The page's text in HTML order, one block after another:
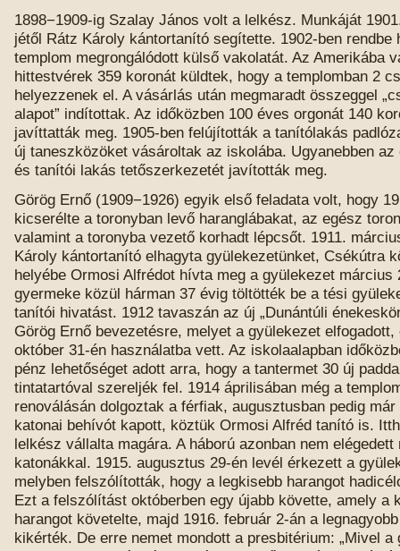
1898−1909-ig Szalay János volt a lelkész. Munkáját
jétől Rátz Károly kántortanító segítette. 1902-ben rendbe
templom megrongálódott külső vakolatát. Az Amerikába
hittestvérek 359 koronát küldtek, hogy a templomban 2
helyezzenek el. A vásárlás után megmaradt összeggel
alapot” indítottak. Az időközben 100 éves orgonát 140
javíttatták meg. 1905-ben felújították a tanítólakás
új taneszközöket vásároltak az iskolába. Ugyanebben
és tanítói lakás tetőszerkezetét javították meg.
Görög Ernő (1909−1926) egyik első feladata volt, hogy
kicserélte a toronyban levő haranglábakat, az egész
valamint a toronyba vezető korhadt lépcsőt. 1911.
Károly kántortanító elhagyta gyülekezetünket, Csékútra
helyébe Ormosi Alfrédot hívta meg a gyülekezet március
gyermeke közül hárman 37 évig töltötték be a tési
tanítói hivatást. 1912 tavaszán az új „Dunántúli
Görög Ernő bevezetésre, melyet a gyülekezet elfogadott,
október 31-én használatba vett. Az iskolaalapban
pénz lehetőséget adott arra, hogy a tantermet 30 új
tintatartóval szereljék fel. 1914 áprilisában még a
renoválásán dolgoztak a férfiak, augusztusban pedig már
katonai behívót kapott, köztük Ormosi Alfréd tanító is.
lelkész vállalta magára. A háború azonban nem
katonákkal. 1915. augusztus 29-én levél érkezett a
melyben felszólították, hogy a legkisebb harangot
Ezt a felszólítást októberben egy újabb követte, amely a
harangot követelte, majd 1916. február 2-án a
kikérték. De erre nemet mondott a presbitérium: „Mivel a